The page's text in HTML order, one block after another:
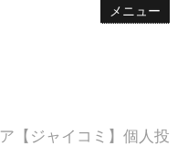
メニュー
【ジャイコミ】個人投